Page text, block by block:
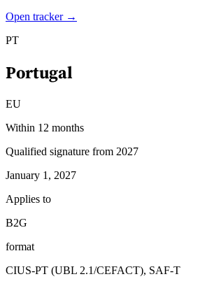
Open tracker →
PT
Portugal
EU
Within 12 months
Qualified signature from 2027
January 1, 2027
Applies to
B2G
format
CIUS-PT (UBL 2.1/CEFACT), SAF-T